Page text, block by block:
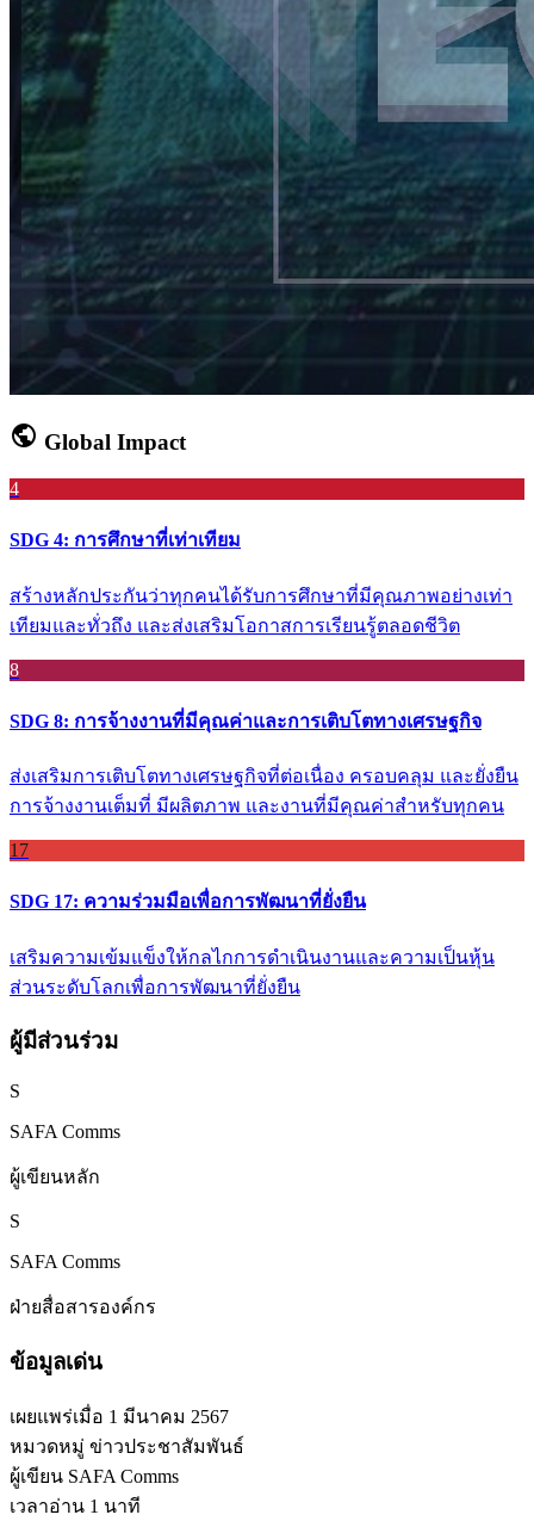
public Global Impact
4
SDG 4: การศึกษาที่เท่าเทียม
สร้างหลักประกันว่าทุกคนได้รับการศึกษาที่มีคุณภาพอย่างเท่า
เทียมและทั่วถึง และส่งเสริมโอกาสการเรียนรู้ตลอดชีวิต
8
SDG 8: การจ้างงานที่มีคุณค่าและการเติบโตทางเศรษฐกิจ
ส่งเสริมการเติบโตทางเศรษฐกิจที่ต่อเนื่อง ครอบคลุม และยั่งยืน
การจ้างงานเต็มที่ มีผลิตภาพ และงานที่มีคุณค่าสำหรับทุกคน
17
SDG 17: ความร่วมมือเพื่อการพัฒนาที่ยั่งยืน
เสริมความเข้มแข็งให้กลไกการดำเนินงานและความเป็นหุ้น
ส่วนระดับโลกเพื่อการพัฒนาที่ยั่งยืน
ผู้มีส่วนร่วม
S
SAFA Comms
ผู้เขียนหลัก
S
SAFA Comms
ฝ่ายสื่อสารองค์กร
ข้อมูลเด่น
เผยแพร่เมื่อ 1 มีนาคม 2567
หมวดหมู่ ข่าวประชาสัมพันธ์
ผู้เขียน SAFA Comms
เวลาอ่าน 1 นาที